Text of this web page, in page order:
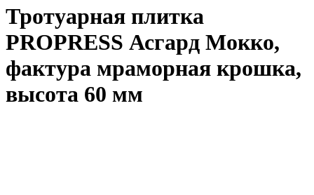
Тротуарная плитка
PROPRESS Асгард Мокко,
фактура мраморная крошка,
высота 60 мм